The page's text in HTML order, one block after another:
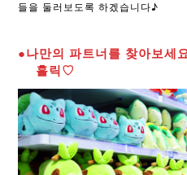
들을 둘러보도록 하겠습니다♪
●나만의 파트너를 찾아보세
홀릭♡